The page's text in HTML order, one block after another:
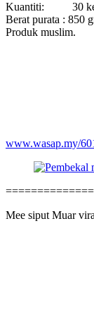
Kuantiti: 30
Berat purata : 850
Produk muslim.
www.wasap.my/
Mee siput Muar